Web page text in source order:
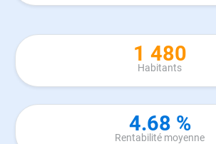
1 480
Habitants
4.68 %
Rentabilité moyenne